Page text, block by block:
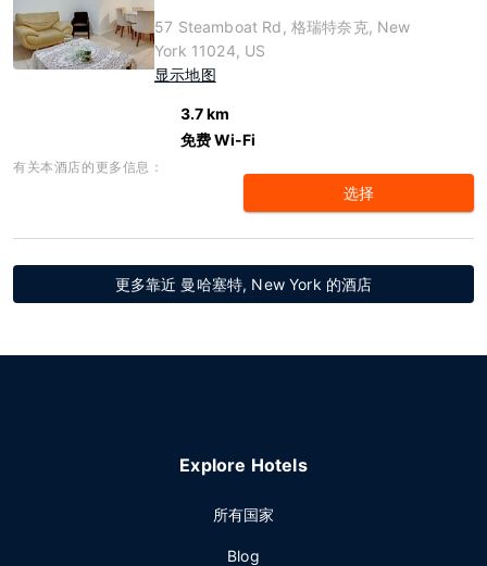
57 Steamboat Rd, 格瑞特奈克, New
York 11024, US
显示地图
3.7 km
免费 Wi-Fi
有关本酒店的更多信息：
选择
更多靠近 曼哈塞特, New York 的酒店
Explore Hotels
所有国家
Blog